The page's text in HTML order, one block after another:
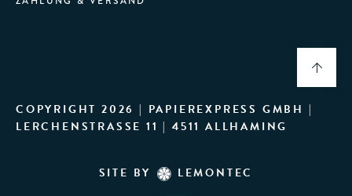
COPYRIGHT 2026 | PAPIEREXPRESS GMBH |
LERCHENSTRASSE 11 | 4511 ALLHAMING
SITE BY LEMONTEC